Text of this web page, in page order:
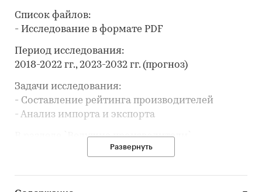
Список файлов:
- Исследование в формате PDF
Период исследования:
2018-2022 гг., 2023-2032 гг. (прогноз)
Задачи исследования:
- Составление рейтинга производителей
- Анализ импорта и экспорта
В разделе `Ведущие производители`
рассмотрены компании:
ООО `ХИМТЭКС`, АО `ЭКОС-1`
Развернуть